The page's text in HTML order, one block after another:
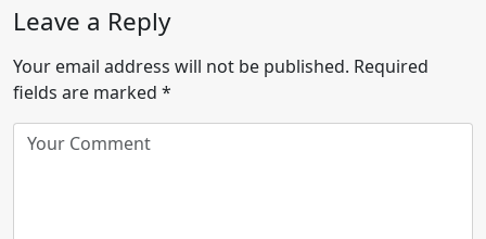
Leave a Reply
Your email address will not be published. Required
fields are marked *